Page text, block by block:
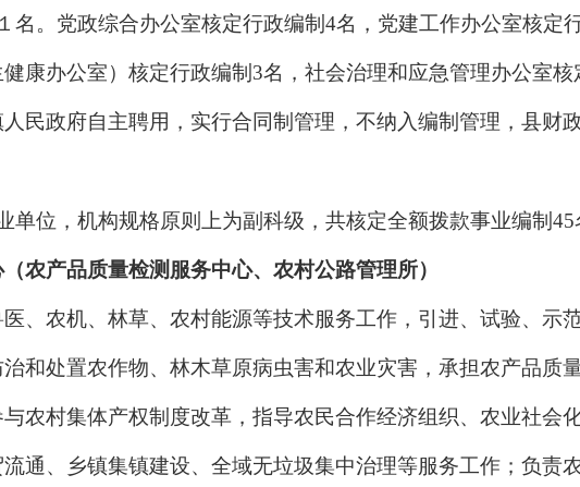
名。党政综合办公室核定行政编制4名，党建工作办公室核
康办公室）核定行政编制3名，社会治理和应急管理办公室
民政府自主聘用，实行合同制管理，不纳入编制管理，县财
单位，机构规格原则上为副科级，共核定全额拨款事业编制45
农产品质量检测服务中心、农村公路管理所）
、农机、林草、农村能源等技术服务工作，引进、试验、示
和处置农作物、林木草原病虫害和农业灾害，承担农产品质
农村集体产权制度改革，指导农民合作经济组织、农业社会
通、乡镇集镇建设、全域无垃圾集中治理等服务工作；负责